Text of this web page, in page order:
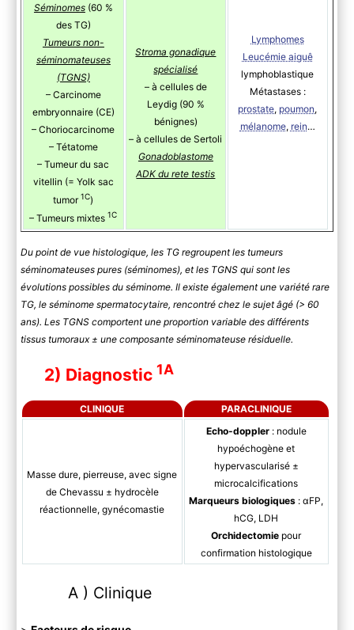
Lymphomes
Leucémie aiguê
lymphoblastique
Métastases :
prostate, poumon,
mélanome, rein…
Séminomes(60 %
des TG)
Tumeurs non-
séminomateuses
(TGNS)
– Carcinome
embryonnaire (CE)
– Choriocarcinome
– Tétatome
– Tumeur du sac
vitellin (= Yolk sac
tumor1C)
– Tumeurs mixtes1C
Stroma gonadique
spécialisé
– à cellules de
Leydig (90 %
bénignes)
– à cellules de Sertoli
Gonadoblastome
ADK du rete testis
Du point de vue histologique, les TG regroupent les tumeurs
séminomateuses pures (séminomes), et les TGNS qui sont les
évolutions possibles du séminome. Il existe également une variété rare
TG, le séminome spermatocytaire, rencontré chez le sujet âgé (> 60
ans). Les TGNS comportent une proportion variable des différents
tissus tumoraux ± une composante séminomateuse résiduelle.
2) Diagnostic 1A
CLINIQUE PARACLINIQUE
Masse dure, pierreuse, avec signe
de Chevassu ± hydrocèle
réactionnelle, gynécomastie
Echo-doppler: nodule
hypoéchogène et
hypervascularisé ±
microcalcifications
Marqueurs biologiques : αFP,
hCG, LDH
Orchidectomie pour
confirmation histologique
A ) Clinique